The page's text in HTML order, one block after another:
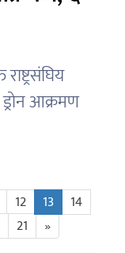
आक्रमण
12 13
14
21 »